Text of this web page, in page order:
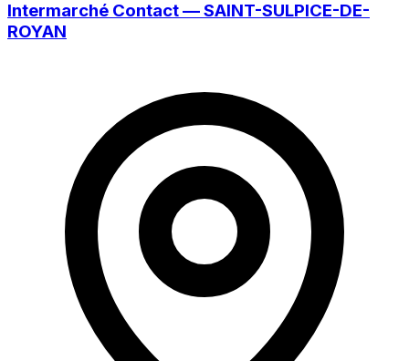
Intermarché Contact — SAINT-SULPICE-DE-
ROYAN